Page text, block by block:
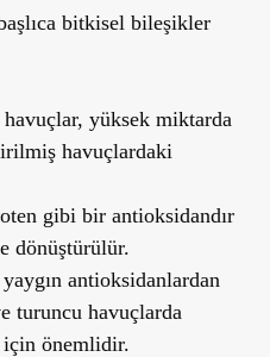
bitkisel bileşikler
yüksek miktarda
havuçlardaki
gibi bir antioksidandır
dönüştürülür.
antioksidanlardan
turuncu havuçlarda
için önemlidir.